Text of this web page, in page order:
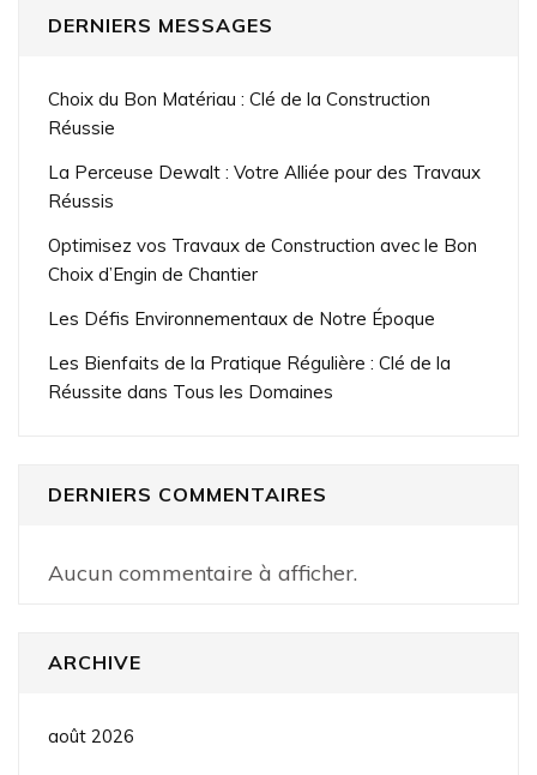
DERNIERS MESSAGES
Choix du Bon Matériau : Clé de la Construction
Réussie
La Perceuse Dewalt : Votre Alliée pour des Travaux
Réussis
Optimisez vos Travaux de Construction avec le Bon
Choix d’Engin de Chantier
Les Défis Environnementaux de Notre Époque
Les Bienfaits de la Pratique Régulière : Clé de la
Réussite dans Tous les Domaines
DERNIERS COMMENTAIRES
Aucun commentaire à afficher.
ARCHIVE
août 2026